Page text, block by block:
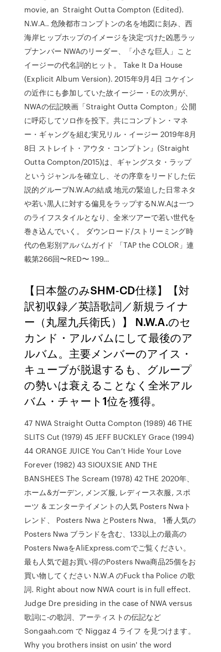
movie, an Straight Outta Compton (Edited).
N.W.A.. 危険都市コンプトンの名を地図に刻み、西
海岸ヒップホップのイメージを決定づけた凶悪ラッ
プナンバー NWAのリーダー、「小さな巨人」こと
イージーの代名詞的ヒット。 Take It Da House
(Explicit Album Version). 2015年9月4日 コケイン
の近作にも参加していた故イージー・Eの次男が、
NWAの伝記映画「Straight Outta Compton」公開
に呼応してソロ作を投下。共にコンプトン・マネ
ー・ギャングを組む実兄リル・イージー 2019年8月
8日 ストレイト・アウタ・コンプトン』(Straight
Outta Compton/2015)は、ギャングスタ・ラップ
というジャンルを確立し、その序章をリードした伝
説的グループN.W.Aの結成 地元の緊迫した日常ネタ
や若い黒人に対する偏見をラップするN.W.Aは一つ
のライフスタイルとなり、全米ツアーで若い世代を
巻き込んでいく。 ダウンロード/ストリーミング時
代の色彩別アルバムガイド 「TAP the COLOR」連
載第266回〜RED〜 199…
【日本盤のみSHM-CD仕様】【対
訳初収録／英語歌詞／新規ライナ
ー（丸屋九兵衛氏）】 N.W.A.のセ
カンド・アルバムにして最後のア
ルバム。主要メンバーのアイス・
キューブが脱退するも、グループ
の勢いは衰えることなく全米アル
バム・チャート1位を獲得。
47 NWA Straight Outta Compton (1989) 46 THE
SLITS Cut (1979) 45 JEFF BUCKLEY Grace (1994)
44 ORANGE JUICE You Can’t Hide Your Love
Forever (1982) 43 SIOUXSIE AND THE
BANSHEES The Scream (1978) 42 THE 2020年、
ホーム&ガーデン, メンズ服, レディース衣服, スポ
ーツ & エンターテイメントの人気 Posters Nwaト
レンド、 Posters Nwa とPosters Nwa。 1番人気の
Posters Nwa ブランドを含む、133以上の最高の
Posters NwaをAliExpress.comでご覧ください。
最も人気で超お買い得のPosters Nwa商品25個をお
買い物してください N.W.A のFuck tha Police の歌
詞. Right about now NWA court is in full effect.
Judge Dre presiding in the case of NWA versus
歌詞に-の歌詞、アーティストの伝記など
Songaah.com で Niggaz 4 ライフ を見つけます。
Why you brothers insist on usin' the word